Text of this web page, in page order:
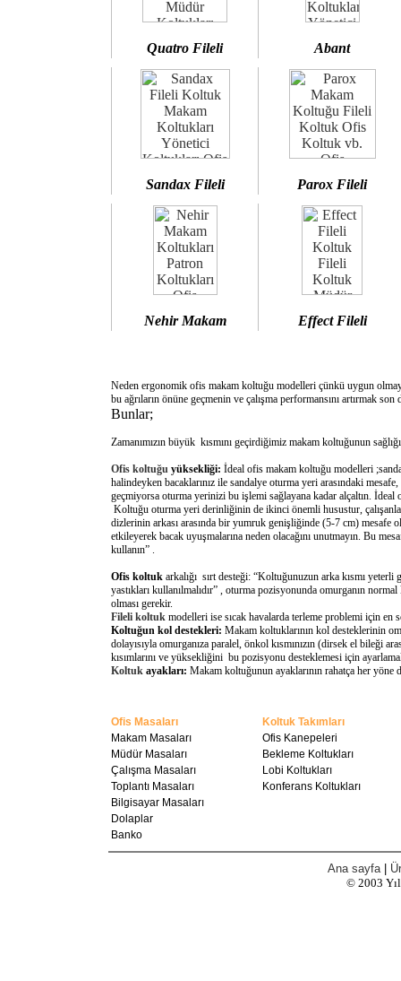
Quatro Fileli Abant
Sandax Fileli Parox Fileli
Nehir Makam Effect Fileli
Neden ergonomik ofis makam koltuğu modelleri çünkü uygun
bu ağrıların önüne geçmenin ve çalışma performansını artırmak
Bunlar;
Zamanımızın büyük kısmını geçirdiğimiz makam koltuğunun
Ofis koltuğu yüksekliği: İdeal ofis makam koltuğu modelleri
halindeyken bacaklarınız ile sandalye oturma yeri arasındaki
geçmiyorsa oturma yerinizi bu işlemi sağlayana kadar alçaltın.
Koltuğu oturma yeri derinliğinin de ikinci önemli husustur,
dizlerinin arkası arasında bir yumruk genişliğinde (5-7 cm) mesafe
etkileyerek bacak uyuşmalarına neden olacağını unutmayın. Bu
kullanın” .
Ofis koltuk arkalığı sırt desteği: “Koltuğunuzun arka kısmı
yastıkları kullanılmalıdır” , oturma pozisyonunda omurganın
olması gerekir.
Fileli koltuk modelleri ise sıcak havalarda terleme problemi için
Koltuğun kol destekleri: Makam koltuklarının kol desteklerinin
dolayısıyla omurganıza paralel, önkol kısmınızın (dirsek el bileği
kısımlarını ve yüksekliğini bu pozisyonu desteklemesi için
Koltuk ayakları: Makam koltuğunun ayaklarının rahatça her
Ofis Masaları
Koltuk Takımları
Makam Masaları
Ofis Kanepeleri
Müdür Masaları
Bekleme Koltukları
Çalışma Masaları
Lobi Koltukları
Toplantı Masaları
Konferans Koltukları
Bilgisayar Masaları
Dolaplar
Banko
Ana sayfa
© 2003